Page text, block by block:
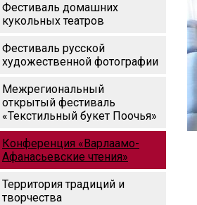
Фестиваль домашних
кукольных театров
Фестиваль русской
художественной фотографии
Межрегиональный
открытый фестиваль
«Текстильный букет Поочья»
Конференция «Варлаамо-
Афанасьевские чтения»
Территория традиций и
творчества